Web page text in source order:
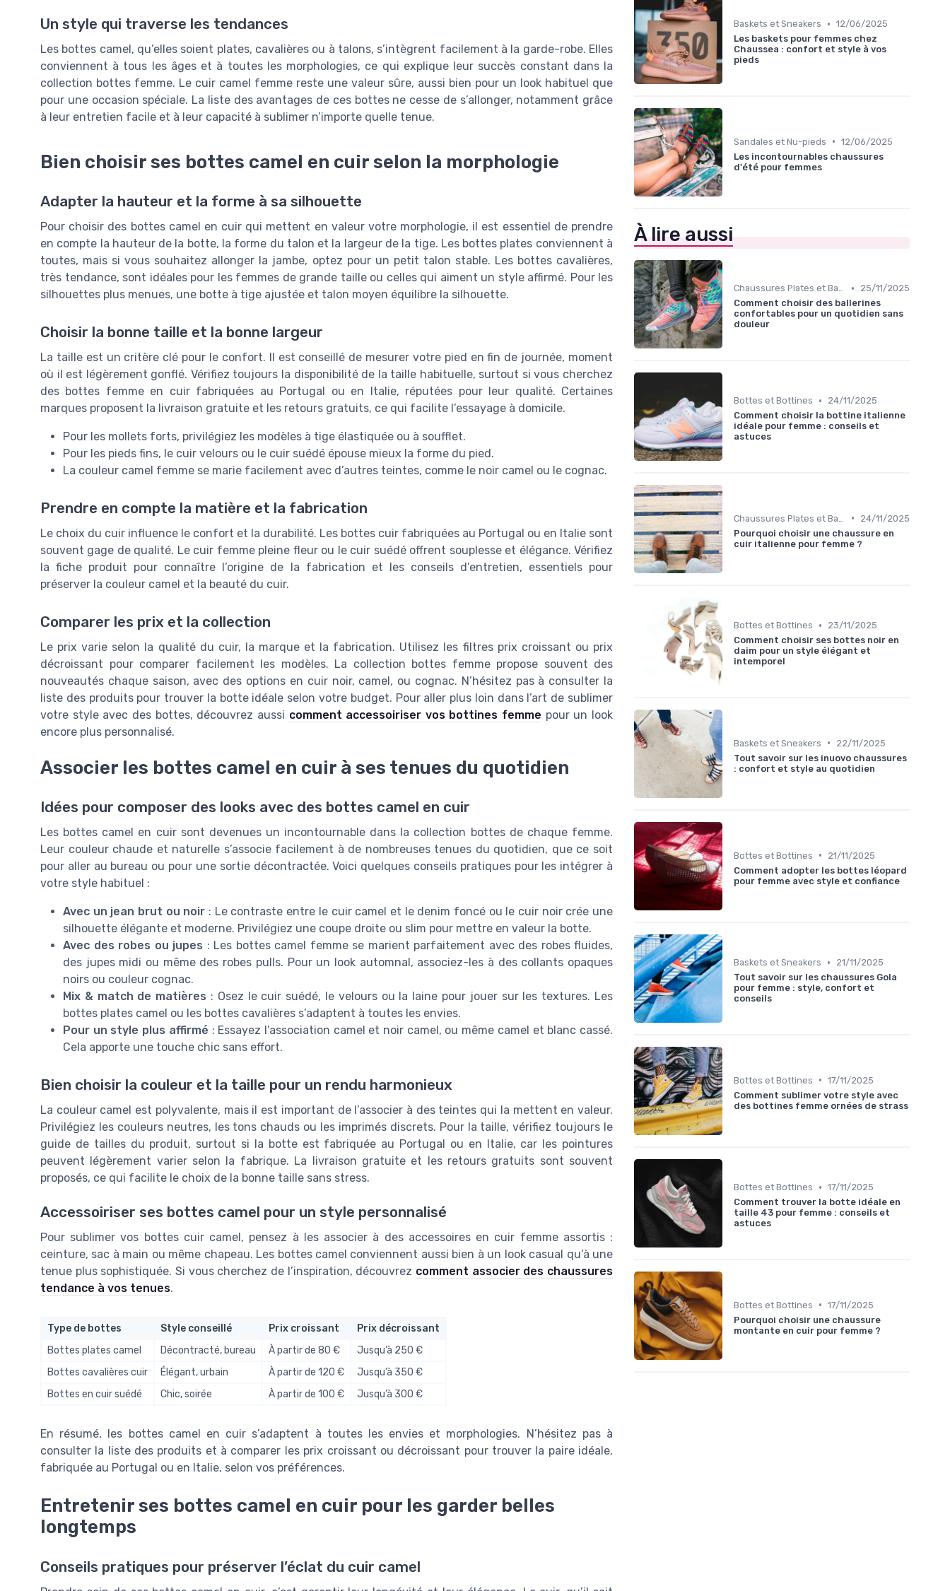
Un style qui traverse les tendances
Les bottes camel, qu’elles soient plates, cavalières ou à talons, s’intègrent facilement à la garde-robe. Elles
conviennent à tous les âges et à toutes les morphologies, ce qui explique leur succès constant dans la
collection bottes femme. Le cuir camel femme reste une valeur sûre, aussi bien pour un look habituel que
pour une occasion spéciale. La liste des avantages de ces bottes ne cesse de s’allonger, notamment grâce
à leur entretien facile et à leur capacité à sublimer n’importe quelle tenue.
Bien choisir ses bottes camel en cuir selon la morphologie
Adapter la hauteur et la forme à sa silhouette
Pour choisir des bottes camel en cuir qui mettent en valeur votre morphologie, il est essentiel de prendre
en compte la hauteur de la botte, la forme du talon et la largeur de la tige. Les bottes plates conviennent à
toutes, mais si vous souhaitez allonger la jambe, optez pour un petit talon stable. Les bottes cavalières,
très tendance, sont idéales pour les femmes de grande taille ou celles qui aiment un style affirmé. Pour les
silhouettes plus menues, une botte à tige ajustée et talon moyen équilibre la silhouette.
Choisir la bonne taille et la bonne largeur
La taille est un critère clé pour le confort. Il est conseillé de mesurer votre pied en fin de journée, moment
où il est légèrement gonflé. Vérifiez toujours la disponibilité de la taille habituelle, surtout si vous cherchez
des bottes femme en cuir fabriquées au Portugal ou en Italie, réputées pour leur qualité. Certaines
marques proposent la livraison gratuite et les retours gratuits, ce qui facilite l’essayage à domicile.
Pour les mollets forts, privilégiez les modèles à tige élastiquée ou à soufflet.
Pour les pieds fins, le cuir velours ou le cuir suédé épouse mieux la forme du pied.
La couleur camel femme se marie facilement avec d’autres teintes, comme le noir camel ou le cognac.
Prendre en compte la matière et la fabrication
Le choix du cuir influence le confort et la durabilité. Les bottes cuir fabriquées au Portugal ou en Italie sont
souvent gage de qualité. Le cuir femme pleine fleur ou le cuir suédé offrent souplesse et élégance. Vérifiez
la fiche produit pour connaître l’origine de la fabrication et les conseils d’entretien, essentiels pour
préserver la couleur camel et la beauté du cuir.
Comparer les prix et la collection
Le prix varie selon la qualité du cuir, la marque et la fabrication. Utilisez les filtres prix croissant ou prix
décroissant pour comparer facilement les modèles. La collection bottes femme propose souvent des
nouveautés chaque saison, avec des options en cuir noir, camel, ou cognac. N’hésitez pas à consulter la
liste des produits pour trouver la botte idéale selon votre budget. Pour aller plus loin dans l’art de sublimer
votre style avec des bottes, découvrez aussi comment accessoiriser vos bottines femme pour un look
encore plus personnalisé.
Associer les bottes camel en cuir à ses tenues du quotidien
Idées pour composer des looks avec des bottes camel en cuir
Les bottes camel en cuir sont devenues un incontournable dans la collection bottes de chaque femme.
Leur couleur chaude et naturelle s’associe facilement à de nombreuses tenues du quotidien, que ce soit
pour aller au bureau ou pour une sortie décontractée. Voici quelques conseils pratiques pour les intégrer à
votre style habituel :
Avec un jean brut ou noir : Le contraste entre le cuir camel et le denim foncé ou le cuir noir crée une
silhouette élégante et moderne. Privilégiez une coupe droite ou slim pour mettre en valeur la botte.
Avec des robes ou jupes : Les bottes camel femme se marient parfaitement avec des robes fluides,
des jupes midi ou même des robes pulls. Pour un look automnal, associez-les à des collants opaques
noirs ou couleur cognac.
Mix & match de matières : Osez le cuir suédé, le velours ou la laine pour jouer sur les textures. Les
bottes plates camel ou les bottes cavalières s’adaptent à toutes les envies.
Pour un style plus affirmé : Essayez l’association camel et noir camel, ou même camel et blanc cassé.
Cela apporte une touche chic sans effort.
Bien choisir la couleur et la taille pour un rendu harmonieux
La couleur camel est polyvalente, mais il est important de l’associer à des teintes qui la mettent en valeur.
Privilégiez les couleurs neutres, les tons chauds ou les imprimés discrets. Pour la taille, vérifiez toujours le
guide de tailles du produit, surtout si la botte est fabriquée au Portugal ou en Italie, car les pointures
peuvent légèrement varier selon la fabrique. La livraison gratuite et les retours gratuits sont souvent
proposés, ce qui facilite le choix de la bonne taille sans stress.
Accessoiriser ses bottes camel pour un style personnalisé
Pour sublimer vos bottes cuir camel, pensez à les associer à des accessoires en cuir femme assortis :
ceinture, sac à main ou même chapeau. Les bottes camel conviennent aussi bien à un look casual qu’à une
tenue plus sophistiquée. Si vous cherchez de l’inspiration, découvrez comment associer des chaussures
tendance à vos tenues.
Type de bottes Style conseillé Prix croissant
Prix décroissant
Bottes plates camel
Décontracté, bureau À partir de 80 €
Jusqu’à 250 €
Bottes cavalières cuir
Élégant, urbain À partir de 120 €
Jusqu’à 350 €
Bottes en cuir suédé
Chic, soirée À partir de 100 € Jusqu’à 300 €
En résumé, les bottes camel en cuir s’adaptent à toutes les envies et morphologies. N’hésitez pas à
consulter la liste des produits et à comparer les prix croissant ou décroissant pour trouver la paire idéale,
fabriquée au Portugal ou en Italie, selon vos préférences.
Entretenir ses bottes camel en cuir pour les garder belles
longtemps
Conseils pratiques pour préserver l’éclat du cuir camel
Baskets et Sneakers • 12/06/2025
Les baskets pour femmes chez
Chaussea : confort et style à vos
pieds
Sandales et Nu-pieds • 12/06/2025
Les incontournables chaussures
d'été pour femmes
À lire aussi
Chaussures Plates et Ballerines •
25/11/2025
Comment choisir des ballerines
confortables pour un quotidien sans
douleur
Bottes et Bottines •
24/11/2025
Comment choisir la bottine italienne
idéale pour femme : conseils et
astuces
•
24/11/2025
Pourquoi choisir une chaussure en
cuir italienne pour femme ?
Bottes et Bottines •
23/11/2025
Comment choisir ses bottes noir en
daim pour un style élégant et
intemporel
Baskets et Sneakers •
22/11/2025
Tout savoir sur les inuovo chaussures
: confort et style au quotidien
Bottes et Bottines •
21/11/2025
Comment adopter les bottes léopard
pour femme avec style et confiance
Baskets et Sneakers •
21/11/2025
Tout savoir sur les chaussures Gola
pour femme : style, confort et
conseils
Bottes et Bottines • 17/11/2025
Comment sublimer votre style avec
des bottines femme ornées de strass
Bottes et Bottines • 17/11/2025
Comment trouver la botte idéale en
taille 43 pour femme : conseils et
astuces
Bottes et Bottines • 17/11/2025
Pourquoi choisir une chaussure
montante en cuir pour femme ?